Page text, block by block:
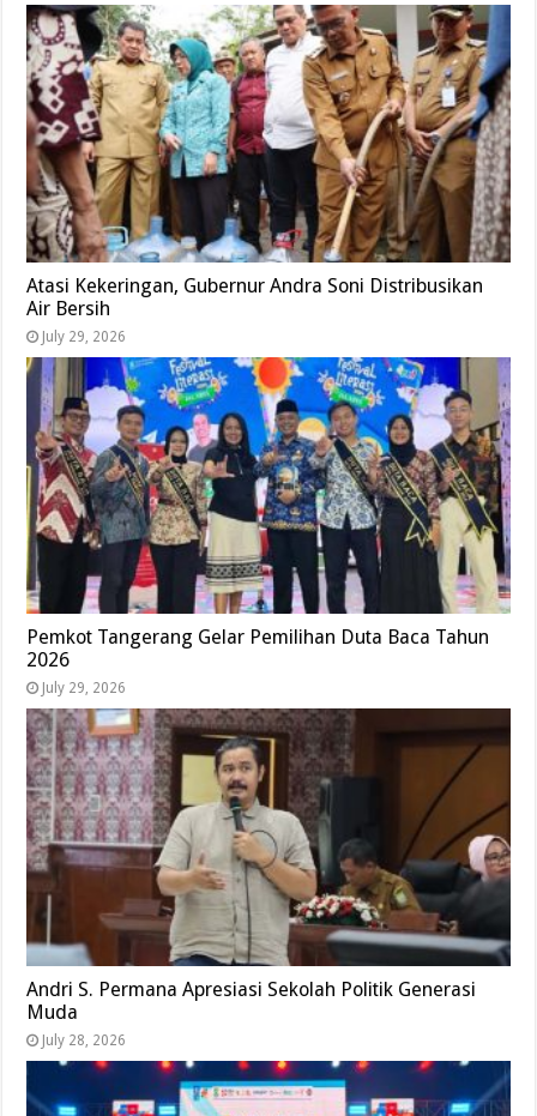
Atasi Kekeringan, Gubernur Andra Soni Distribusikan
Air Bersih
July 29, 2026
Pemkot Tangerang Gelar Pemilihan Duta Baca Tahun
2026
July 29, 2026
Andri S. Permana Apresiasi Sekolah Politik Generasi
Muda
July 28, 2026